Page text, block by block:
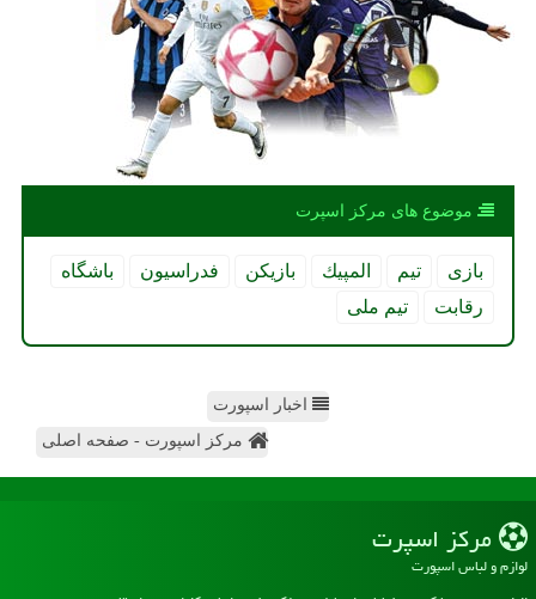
موضوع های مركز اسپرت
بازی تیم المپیك بازیكن فدراسیون
باشگاه
رقابت
تیم ملی
اخبار اسپورت
مرکز اسپورت - صفحه اصلی
مركز اسپرت
لوازم و لباس اسپورت